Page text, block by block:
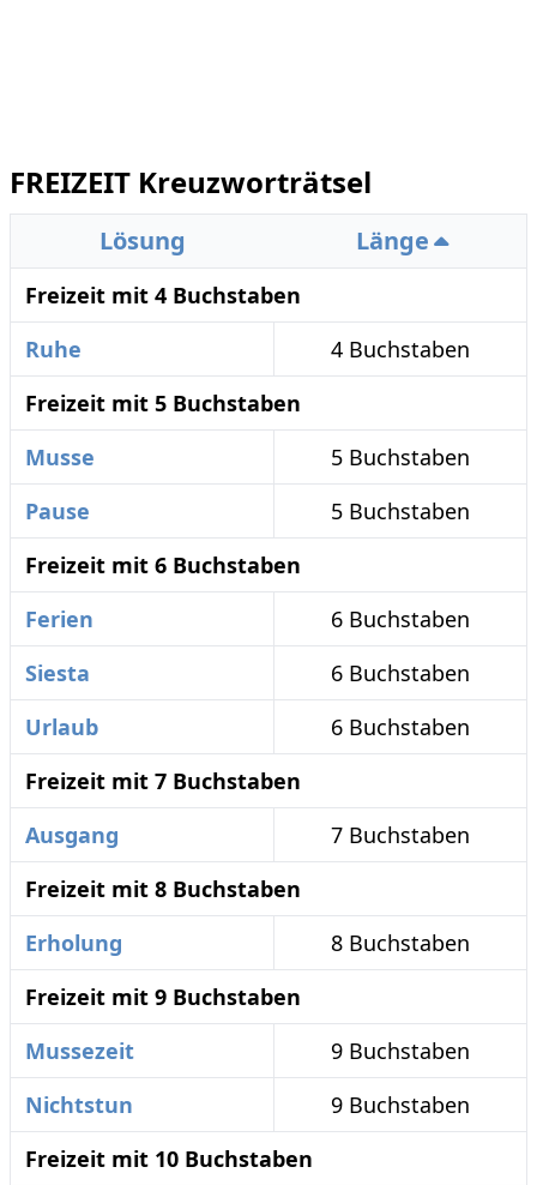
FREIZEIT Kreuzworträtsel
Lösung Länge
Freizeit mit 4 Buchstaben
Ruhe
4 Buchstaben
Freizeit mit 5 Buchstaben
Musse
5 Buchstaben
Pause
5 Buchstaben
Freizeit mit 6 Buchstaben
Ferien
6 Buchstaben
Siesta
6 Buchstaben
Urlaub
6 Buchstaben
Freizeit mit 7 Buchstaben
Ausgang
7 Buchstaben
Freizeit mit 8 Buchstaben
Erholung
8 Buchstaben
Freizeit mit 9 Buchstaben
Mussezeit
9 Buchstaben
Nichtstun
9 Buchstaben
Freizeit mit 10 Buchstaben